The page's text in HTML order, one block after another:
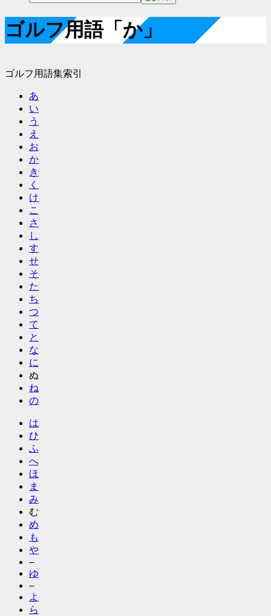
ゴルフ用語「か」
ゴルフ用語集索引
あ
い
う
え
お
か
き
く
け
こ
さ
し
す
せ
そ
た
ち
つ
て
と
な
に
ぬ
ね
の
は
ひ
ふ
へ
ほ
ま
み
む
め
も
や
–
ゆ
–
よ
ら